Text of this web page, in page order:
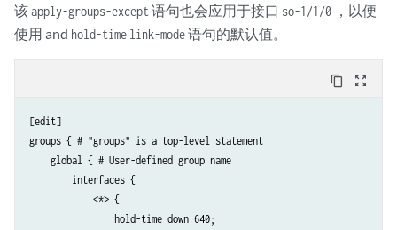
该apply-groups-except语句也会应用于接口 so-1/1/0 ，以便
使用 and hold-time link-mode语句的默认值。
content_copy zoom_out_map
[edit]
groups { # "groups" is a top-level statement
    global { # User-defined group name
        interfaces {
            <*> {
                hold-time down 640;